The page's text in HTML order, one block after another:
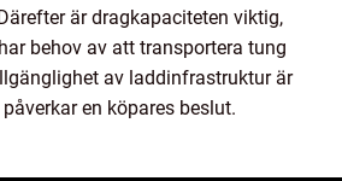
är dragkapaciteten viktig,
behov av att transportera tung
av laddinfrastruktur är
en köpares beslut.